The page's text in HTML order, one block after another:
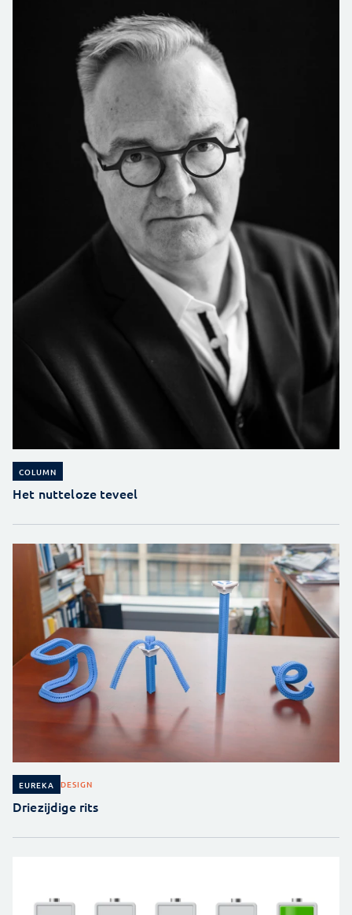
COLUMN
Het nutteloze teveel
EUREKA DESIGN
Driezijdige rits